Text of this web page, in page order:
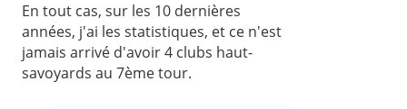
En tout cas, sur les 10 dernières
années, j'ai les statistiques, et ce n'est
jamais arrivé d'avoir 4 clubs haut-
savoyards au 7ème tour.